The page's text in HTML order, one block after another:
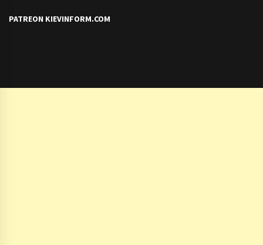
PATREON KIEVINFORM.COM